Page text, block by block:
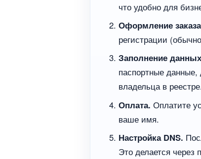
что удобно для
Оформление
регистрации
Заполнение
паспортные
владельца в
Оплата. Оплатите
ваше имя.
Настройка DNS.
Это делается через